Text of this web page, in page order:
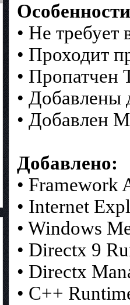
• Не требует
• Проходит
• Пропатчен
• Добавлены
• Добавлен
Добавлено:
• Framework
• Internet
• Windows
• Directx 9
• Directx
• C++